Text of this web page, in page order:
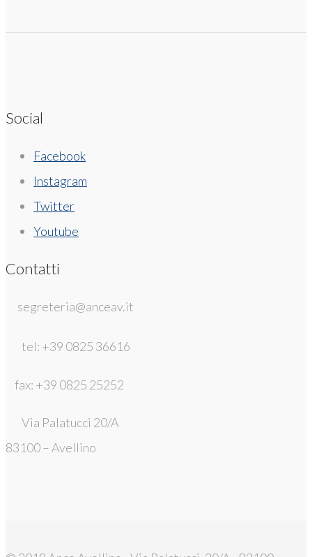
Social
Facebook
Instagram
Twitter
Youtube
Contatti
segreteria@anceav.it
tel: +39 0825 36616
fax: +39 0825 25252
Via Palatucci 20/A
83100 – Avellino